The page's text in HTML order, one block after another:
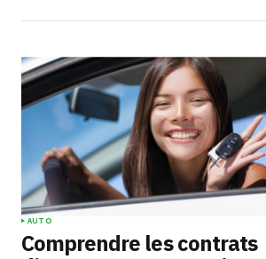
AUTO
Comprendre les contrats